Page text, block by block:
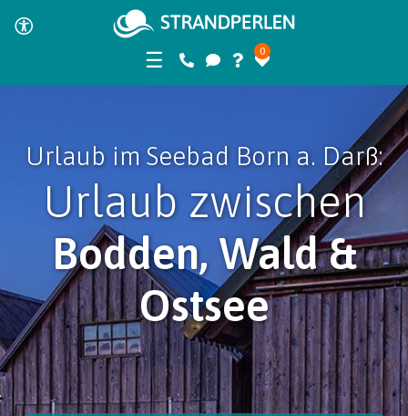
☰ 0
Urlaub im Seebad Born a. Darß:
Urlaub zwischen
Bodden, Wald &
Ostsee